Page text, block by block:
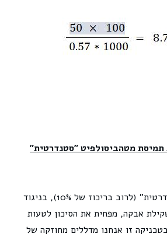
תמיסת מטהביסולפיט "סטנדרטית"
שימוש בתמיסה* "סטנדרטית" (לרוב בריכוז של 10%), בניגוד
אבקה, מפחית את הסיכון לטעות
זו אנחנו מדללים מחוזקה של